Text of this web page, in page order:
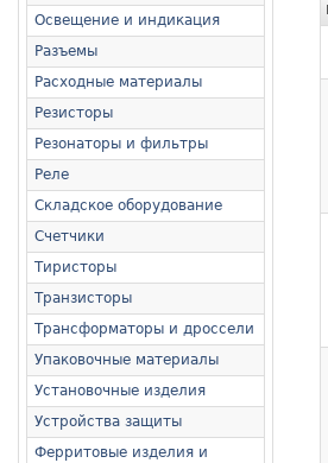
Освещение и индикация
Разъемы
Расходные материалы
Резисторы
Резонаторы и фильтры
Реле
Складское оборудование
Счетчики
Тиристоры
Транзисторы
Трансформаторы и дроссели
Упаковочные материалы
Установочные изделия
Устройства защиты
Ферритовые изделия и